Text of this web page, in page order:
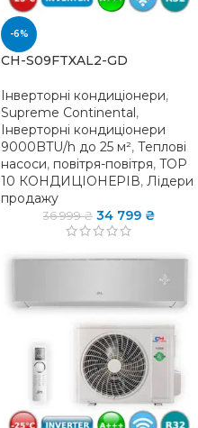
-6%
CH-S09FTXAL2-GD
Інверторні кондиціонери,
Supreme Continental,
Інверторні кондиціонери
9000BTU/h до 25 м², Теплові
насоси, повітря-повітря, TOP
10 КОНДИЦІОНЕРІВ, Лідери
продажу
36 999₴ 34 799 ₴